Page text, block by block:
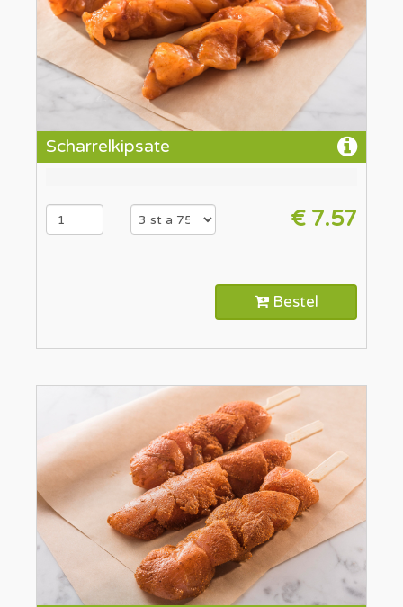
Scharrelkipsate
€ 7.57
Bestel